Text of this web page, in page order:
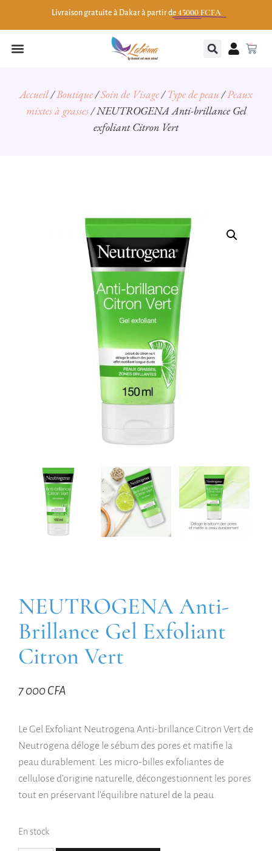
Livraison gratuite à Dakar à partir de 45000 FCFA
0
Accueil/Boutique/Soin de Visage/Type de peau/Peaux
mixtes à grasses/ NEUTROGENA Anti-brillance Gel
exfoliant Citron Vert
NEUTROGENA Anti-
Brillance Gel Exfoliant
Citron Vert
7 000CFA
Le Gel Exfoliant Neutrogena Anti-brillance Citron Vert de
Neutrogena déloge le sébum des pores et matifie la
peau durablement. Les micro-billes exfoliantes de
cellulose d’origine naturelle, décongestionnent les pores
tout en préservant l’équilibre naturel de la peau.
En stock